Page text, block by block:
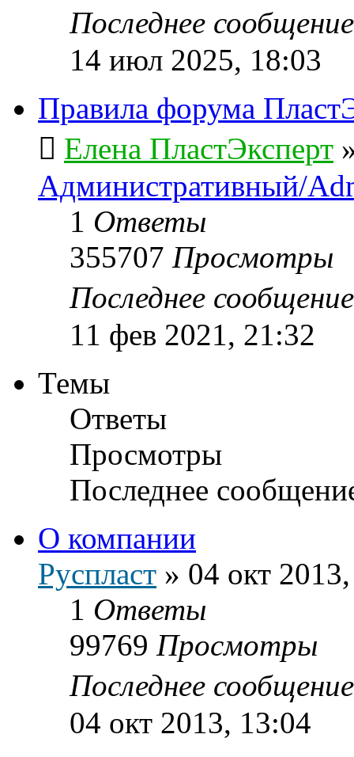
Последнее
14 июл 2025, 18:03
Правила форума
Елена ПластЭксперт
Административный/
1 Ответы
355707 Просмотры
Последнее
11 фев 2021, 21:32
Темы
Ответы
Просмотры
Последнее
О компании
Руспласт » 04 окт
1 Ответы
99769 Просмотры
Последнее
04 окт 2013, 13:04